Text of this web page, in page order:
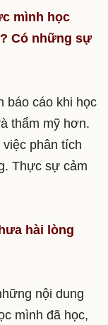
mình học
Có những sự
báo cáo khi học
thẩm mỹ hơn.
phân tích
Thực sự cảm
hài lòng
nội dung
mình đã học,